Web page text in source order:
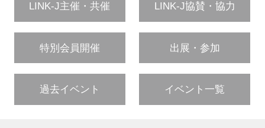
LINK-J主催・共催 LINK-J協賛・協力
特別会員開催 出展・参加
過去イベント イベント一覧